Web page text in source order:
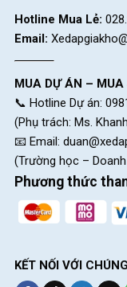
Xe đạp cho bé trai 9
Xe đạp 20 inch:
đạp 20 inch sẽ là lựa
hơn trên các địa hình
những bé đã quen đi
khám phá. Trongxe
thước này.
Hotline Mua Lẻ:
Email:
MUA DỰ ÁN –
📞 Hotline Dự án:
(Phụ trách: Ms.
📧 Email:
(Trường học –
Phương thức
KẾT NỐI VỚI